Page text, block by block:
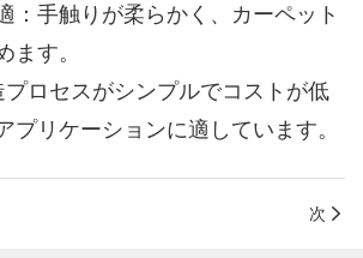
：手触りが柔らかく、カーペット
ます。
ロセスがシンプルでコストが低
プリケーションに適しています。
次